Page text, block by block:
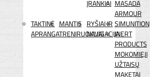
ĮRANKIAI MASADA
ARMOUR
TAKTINĖ
APRANGA
MANTIS
TRENIRUOKLIAI
RYŠIAI IR
NAVIGACIJA
SIMUNITION
INERT
PRODUCTS
MOKOMIEJI
UŽTAISŲ
MAKETAI